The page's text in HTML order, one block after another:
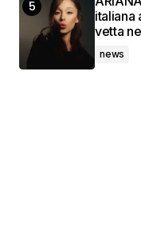
italiana
vetta
news